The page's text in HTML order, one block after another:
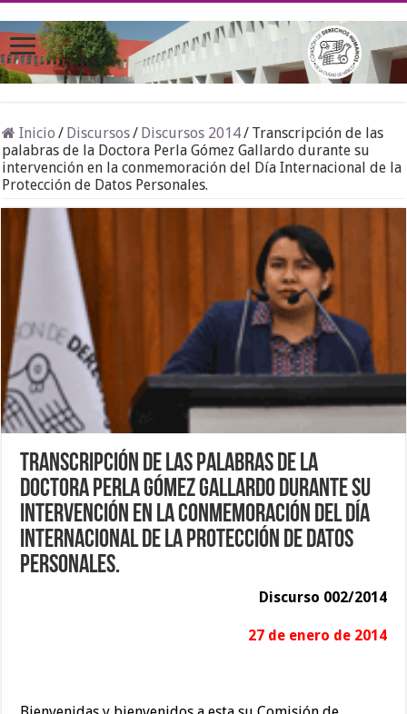
Inicio / Discursos/ Discursos 2014/ Transcripción de las
palabras de la Doctora Perla Gómez Gallardo durante su
intervención en la conmemoración del Día Internacional de la
Protección de Datos Personales.
Transcripción de las palabras de la
Doctora Perla Gómez Gallardo durante su
intervención en la conmemoración del Día
Internacional de la Protección de Datos
Personales.
Discurso 002/2014
27 de enero de 2014